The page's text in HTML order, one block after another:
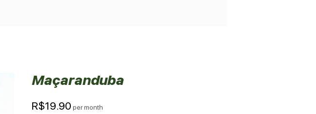
Maçaranduba
R$19.90Price
per month